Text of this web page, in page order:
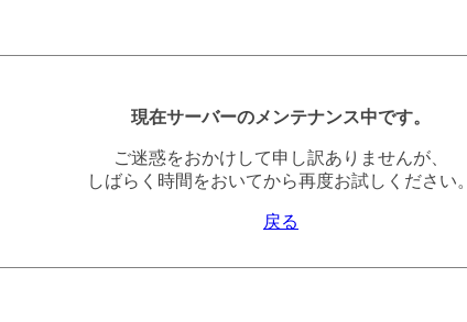
現在サーバーのメンテナンス中です。
ご迷惑をおかけして申し訳ありませんが、
しばらく時間をおいてから再度お試しください。
戻る